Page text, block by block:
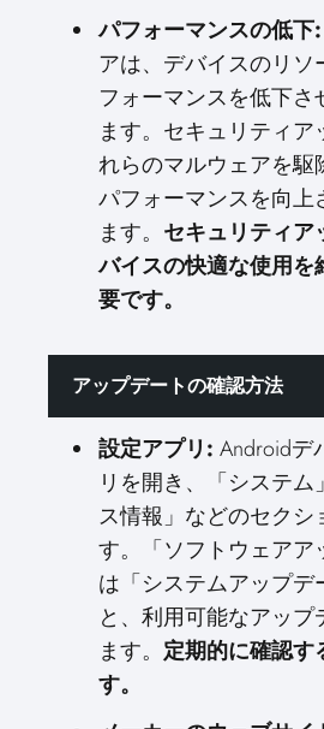
パフォーマンスの低下:
アは、デバイスのリ
フォーマンスを低下さ
ます。セキュリティア
れらのマルウェアを駆
パフォーマンスを向上
ます。 セキュリティア
バイスの快適な使用を
要です。
アップデートの確認方法
設定アプリ: Androidデ
リを開き、「システム
ス情報」などのセクシ
す。「ソフトウェアア
は「システムアップデ
と、利用可能なアップ
ます。 定期的に確認す
す。